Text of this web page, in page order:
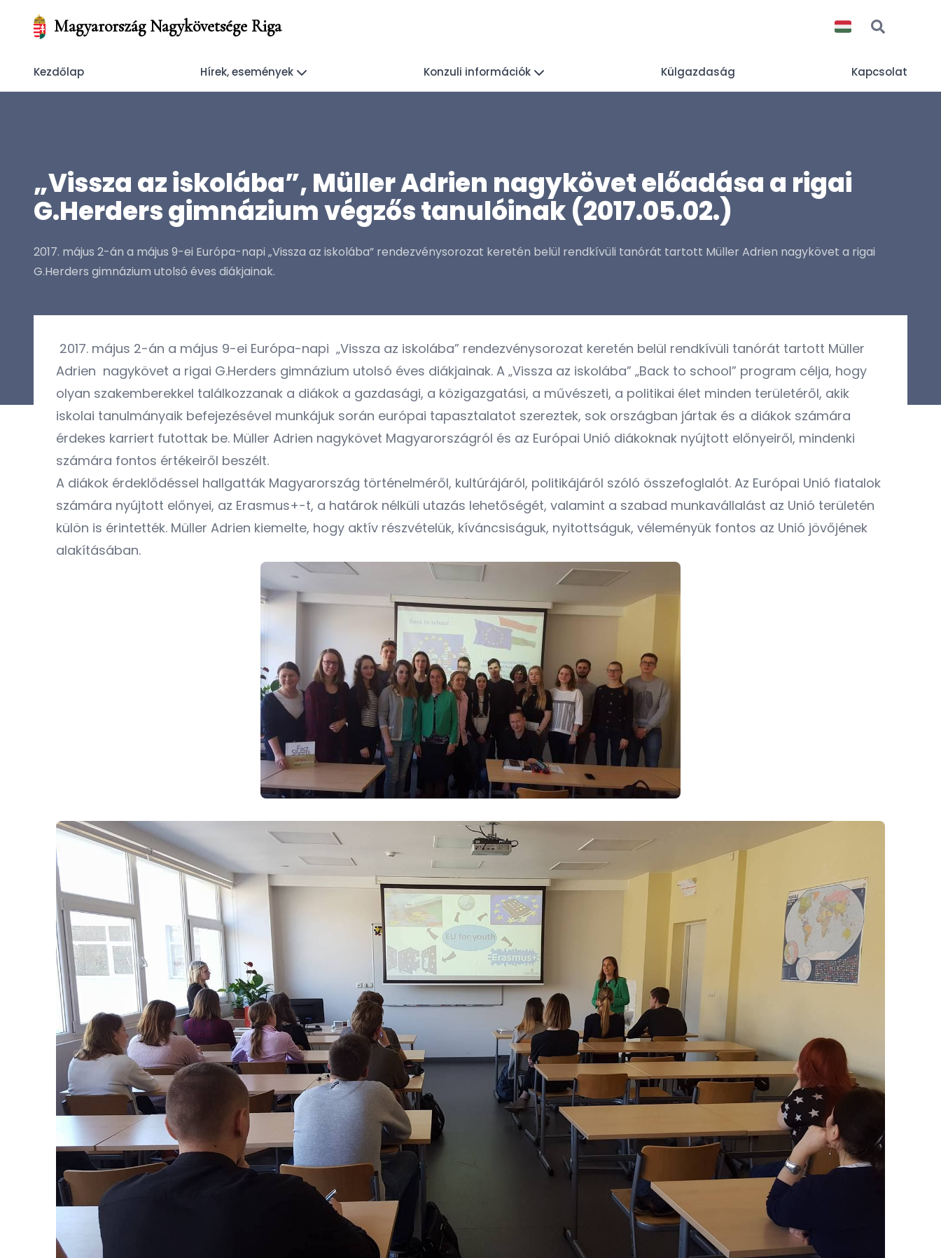
Magyarország Nagykövetsége Riga
Kezdőlap Hírek, események Konzuli információk Külgazdaság Kapcsolat
„Vissza az iskolába”, Müller Adrien nagykövet előadása a rigai
G.Herders gimnázium végzős tanulóinak (2017.05.02.)
2017. május 2-án a május 9-ei Európa-napi „Vissza az iskolába” rendezvénysorozat keretén belül rendkívüli tanórát tartott Müller Adrien nagykövet a rigai
G.Herders gimnázium utolsó éves diákjainak.
2017. május 2-án a május 9-ei Európa-napi „Vissza az iskolába” rendezvénysorozat keretén belül rendkívüli tanórát tartott Müller
Adrien nagykövet a rigai G.Herders gimnázium utolsó éves diákjainak. A „Vissza az iskolába” „Back to school” program célja, hogy
olyan szakemberekkel találkozzanak a diákok a gazdasági, a közigazgatási, a művészeti, a politikai élet minden területéről, akik
iskolai tanulmányaik befejezésével munkájuk során európai tapasztalatot szereztek, sok országban jártak és a diákok számára
érdekes karriert futottak be. Müller Adrien nagykövet Magyarországról és az Európai Unió diákoknak nyújtott előnyeiről, mindenki
számára fontos értékeiről beszélt.
A diákok érdeklődéssel hallgatták Magyarország történelméről, kultúrájáról, politikájáról szóló összefoglalót. Az Európai Unió fiatalok
számára nyújtott előnyei, az Erasmus+-t, a határok nélküli utazás lehetőségét, valamint a szabad munkavállalást az Unió területén
külön is érintették. Müller Adrien kiemelte, hogy aktív részvételük, kíváncsiságuk, nyitottságuk, véleményük fontos az Unió jövőjének
alakításában.